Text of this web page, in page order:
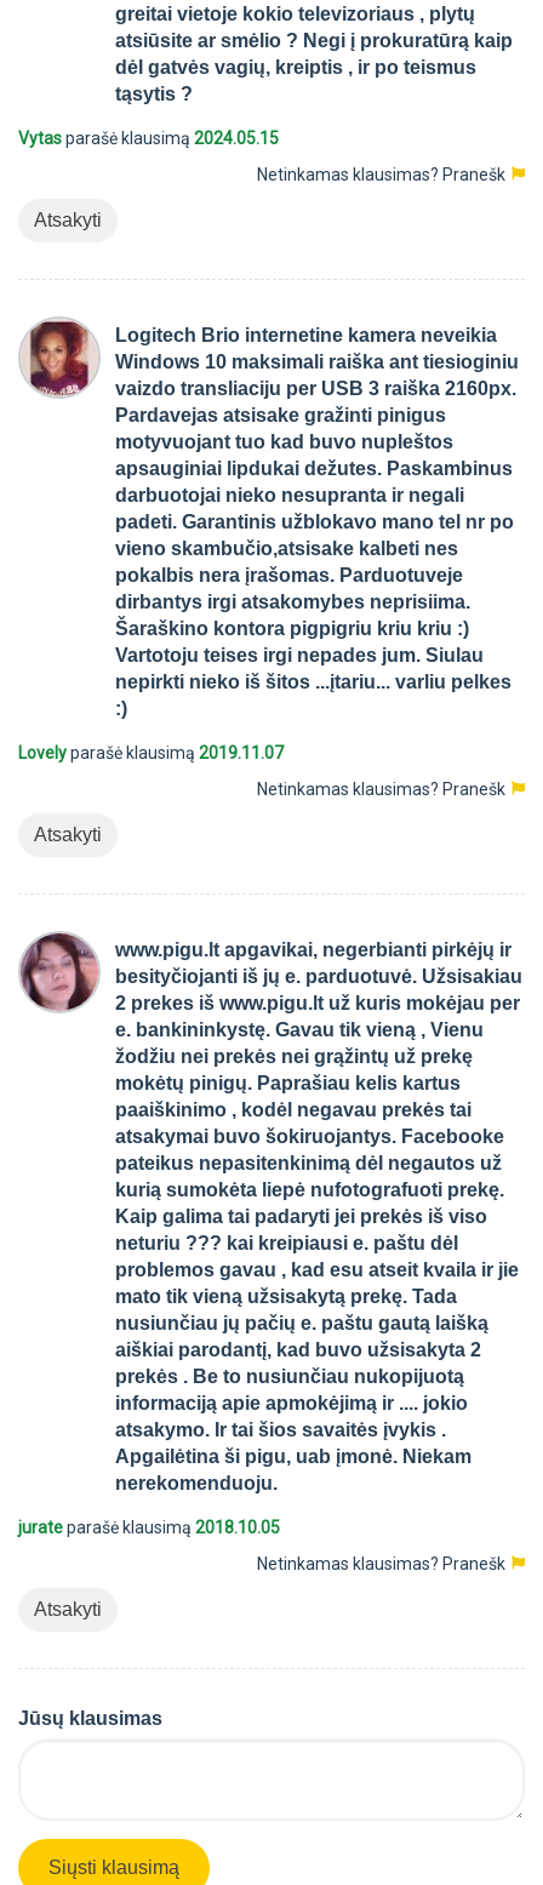
greitai vietoje kokio televizoriaus , plytų
atsiūsite ar smėlio ? Negi į prokuratūrą kaip
dėl gatvės vagių, kreiptis , ir po teismus
tąsytis ?
Vytasparašė klausimą 2024.05.15
Netinkamas klausimas? Pranešk
Atsakyti
Logitech Brio internetine kamera neveikia
Windows 10 maksimali raiška ant tiesioginiu
vaizdo transliaciju per USB 3 raiška 2160px.
Pardavejas atsisake gražinti pinigus
motyvuojant tuo kad buvo nupleštos
apsauginiai lipdukai dežutes. Paskambinus
darbuotojai nieko nesupranta ir negali
padeti. Garantinis užblokavo mano tel nr po
vieno skambučio,atsisake kalbeti nes
pokalbis nera įrašomas. Parduotuveje
dirbantys irgi atsakomybes neprisiima.
Šaraškino kontora pigpigriu kriu kriu :)
Vartotoju teises irgi nepades jum. Siulau
nepirkti nieko iš šitos ...įtariu... varliu pelkes
:)
Lovelyparašė klausimą 2019.11.07
Netinkamas klausimas? Pranešk
Atsakyti
www.pigu.lt apgavikai, negerbianti pirkėjų ir
besityčiojanti iš jų e. parduotuvė. Užsisakiau
2 prekes iš www.pigu.lt už kuris mokėjau per
e. bankininkystę. Gavau tik vieną , Vienu
žodžiu nei prekės nei grąžintų už prekę
mokėtų pinigų. Paprašiau kelis kartus
paaiškinimo , kodėl negavau prekės tai
atsakymai buvo šokiruojantys. Facebooke
pateikus nepasitenkinimą dėl negautos už
kurią sumokėta liepė nufotografuoti prekę.
Kaip galima tai padaryti jei prekės iš viso
neturiu ??? kai kreipiausi e. paštu dėl
problemos gavau , kad esu atseit kvaila ir jie
mato tik vieną užsisakytą prekę. Tada
nusiunčiau jų pačių e. paštu gautą laišką
aiškiai parodantį, kad buvo užsisakyta 2
prekės . Be to nusiunčiau nukopijuotą
informaciją apie apmokėjimą ir .... jokio
atsakymo. Ir tai šios savaitės įvykis .
Apgailėtina ši pigu, uab įmonė. Niekam
nerekomenduoju.
jurateparašė klausimą 2018.10.05
Netinkamas klausimas? Pranešk
Atsakyti
Jūsų klausimas